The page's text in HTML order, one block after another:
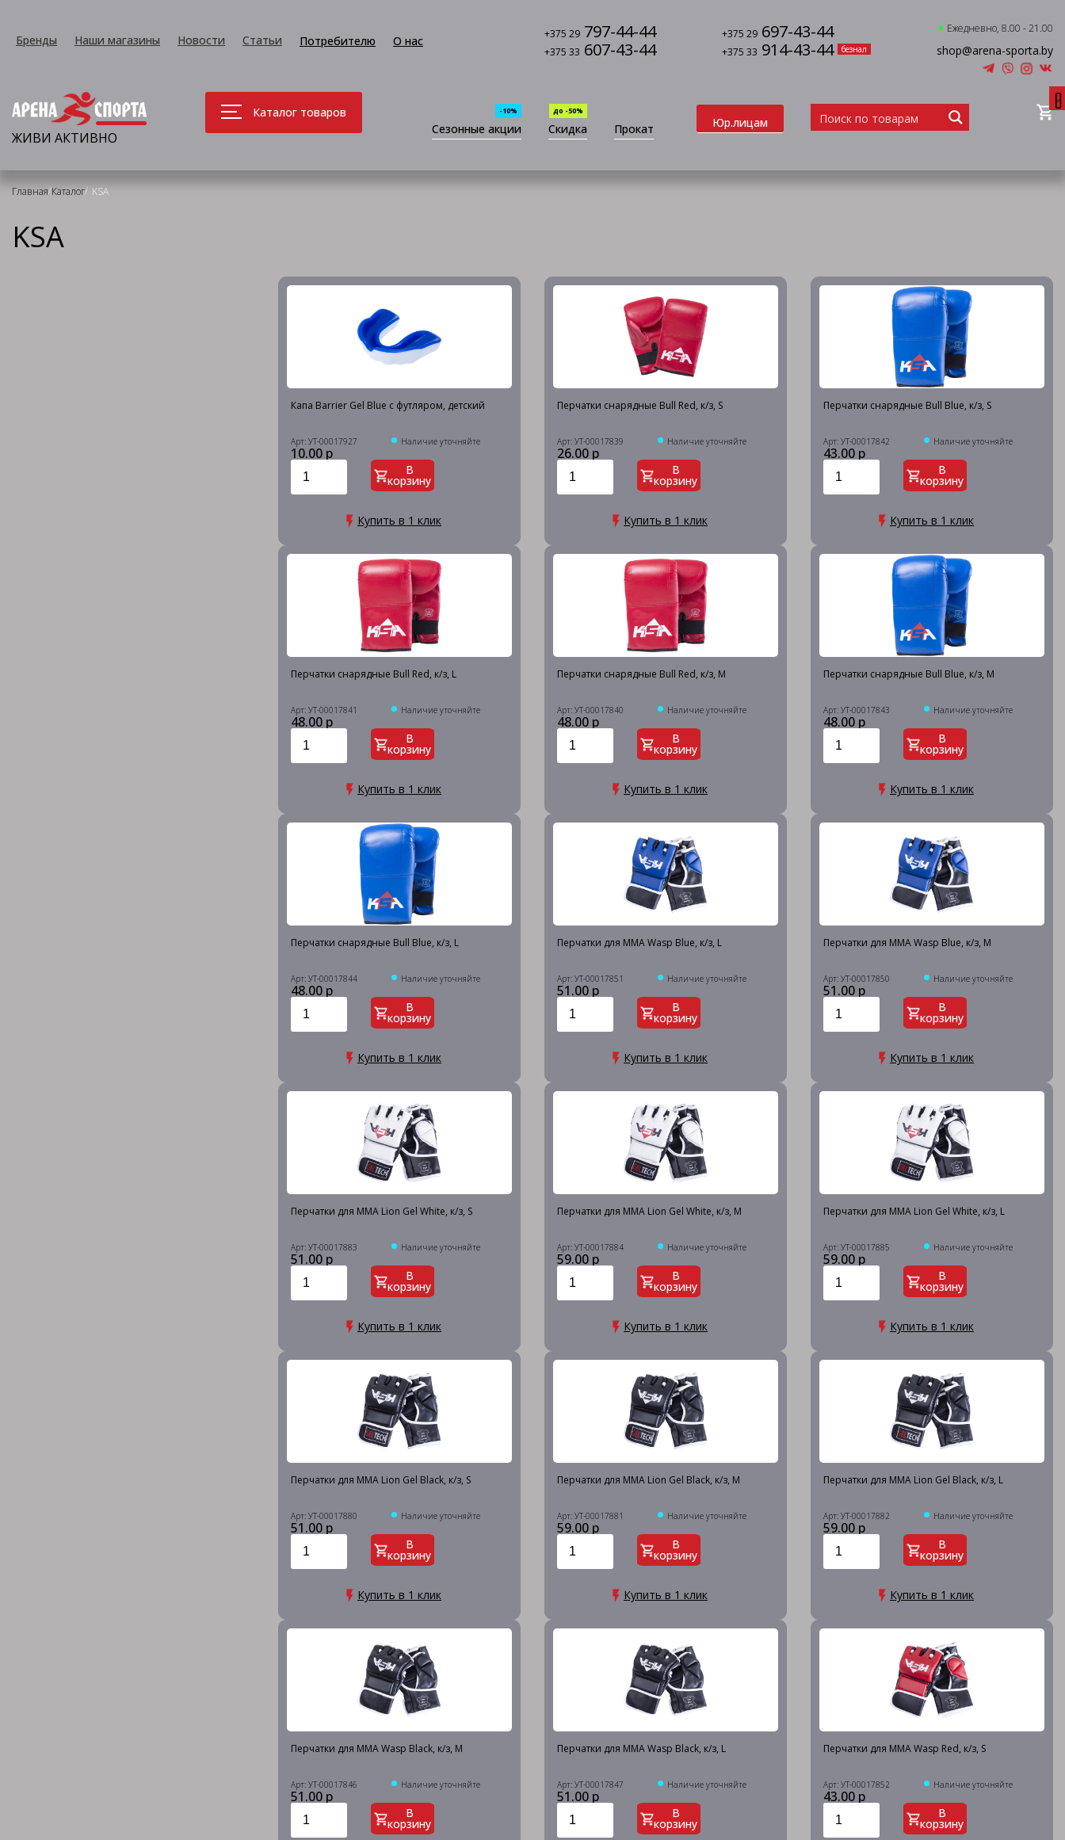
Бренды Наши магазины Новости Статьи Потребителю О нас +375 29 797-44-44 +375 29 697-43-44
+375 33 607-43-44 +375 33 914-43-44 безнал
Ежедневно, 8.00 - 21.00
shop@arena-sporta.by
ЖИВИ АКТИВНО
Каталог товаров
Сезонные акции
-10%
Скидка
до -50%
Прокат Юр.лицам
0
Главная/Каталог/ KSA
KSA
Капа Barrier Gel Blue с футляром, детский
Арт: УТ-00017927 Наличие уточняйте
10.00 р
В
корзину
Купить в 1 клик
Перчатки снарядные Bull Red, к/з, S
Арт: УТ-00017839 Наличие уточняйте
26.00 р
В
корзину
Купить в 1 клик
Перчатки снарядные Bull Blue, к/з, S
Арт: УТ-00017842 Наличие уточняйте
43.00 р
В
корзину
Купить в 1 клик
Перчатки снарядные Bull Red, к/з, L
Арт: УТ-00017841 Наличие уточняйте
48.00 р
В
корзину
Купить в 1 клик
Перчатки снарядные Bull Red, к/з, M
Арт: УТ-00017840 Наличие уточняйте
48.00 р
В
корзину
Купить в 1 клик
Перчатки снарядные Bull Blue, к/з, M
Арт: УТ-00017843 Наличие уточняйте
48.00 р
В
корзину
Купить в 1 клик
Перчатки снарядные Bull Blue, к/з, L
Арт: УТ-00017844 Наличие уточняйте
48.00 р
В
корзину
Купить в 1 клик
Перчатки для MMA Wasp Blue, к/з, L
Арт: УТ-00017851 Наличие уточняйте
51.00 р
В
корзину
Купить в 1 клик
Перчатки для MMA Wasp Blue, к/з, M
Арт: УТ-00017850 Наличие уточняйте
51.00 р
В
корзину
Купить в 1 клик
Перчатки для MMA Lion Gel White, к/з, S
Арт: УТ-00017883 Наличие уточняйте
51.00 р
В
корзину
Купить в 1 клик
Перчатки для MMA Lion Gel White, к/з, M
Арт: УТ-00017884 Наличие уточняйте
59.00 р
В
корзину
Купить в 1 клик
Перчатки для MMA Lion Gel White, к/з, L
Арт: УТ-00017885 Наличие уточняйте
59.00 р
В
корзину
Купить в 1 клик
Перчатки для MMA Lion Gel Black, к/з, S
Арт: УТ-00017880 Наличие уточняйте
51.00 р
В
корзину
Купить в 1 клик
Перчатки для MMA Lion Gel Black, к/з, M
Арт: УТ-00017881 Наличие уточняйте
59.00 р
В
корзину
Купить в 1 клик
Перчатки для MMA Lion Gel Black, к/з, L
Арт: УТ-00017882 Наличие уточняйте
59.00 р
В
корзину
Купить в 1 клик
Перчатки для MMA Wasp Black, к/з, M
Арт: УТ-00017846 Наличие уточняйте
51.00 р
В
корзину
Перчатки для MMA Wasp Black, к/з, L
Арт: УТ-00017847 Наличие уточняйте
51.00 р
В
корзину
Перчатки для MMA Wasp Red, к/з, S
Арт: УТ-00017852 Наличие уточняйте
43.00 р
В
корзину